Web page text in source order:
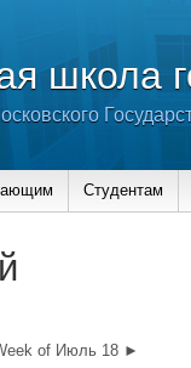
школа
Студентам
of Июль 18 ►